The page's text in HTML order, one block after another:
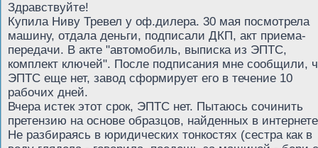
Здравствуйте!
Купила Ниву Тревел у оф.дилера. 30 мая посмотрела
машину, отдала деньги, подписали ДКП, акт приема-
передачи. В акте "автомобиль, выписка из ЭПТС,
комплект ключей". После подписания мне сообщили,
ЭПТС еще нет, завод сформирует его в течение 10
рабочих дней.
Вчера истек этот срок, ЭПТС нет. Пытаюсь сочинить
претензию на основе образцов, найденных в
Не разбираясь в юридических тонкостях (сестра как в